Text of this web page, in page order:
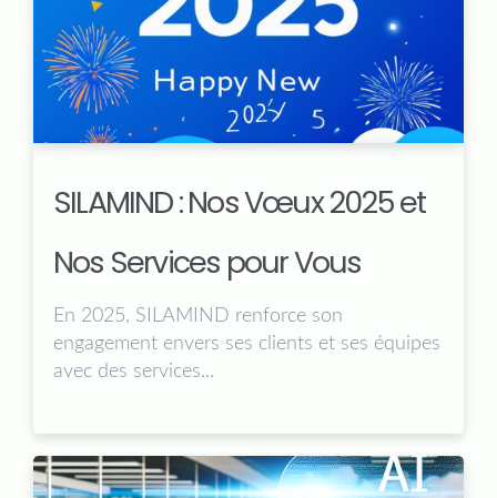
SILAMIND : Nos Vœux 2025 et
Nos Services pour Vous
En 2025, SILAMIND renforce son
engagement envers ses clients et ses équipes
avec des services...